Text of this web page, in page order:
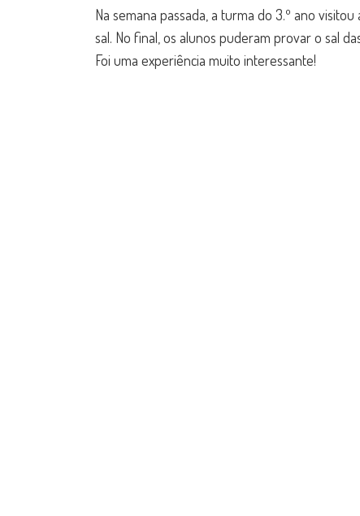
de
Lagoa
Na semana passada, a turma do 3.º ano
sal. No final, os alunos puderam provar o sal
Foi uma experiência muito interessante!